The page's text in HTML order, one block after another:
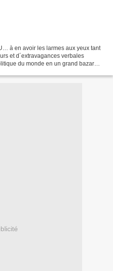
à en avoir les larmes aux yeux tant
et d´extravagances verbales
du monde en un grand bazar